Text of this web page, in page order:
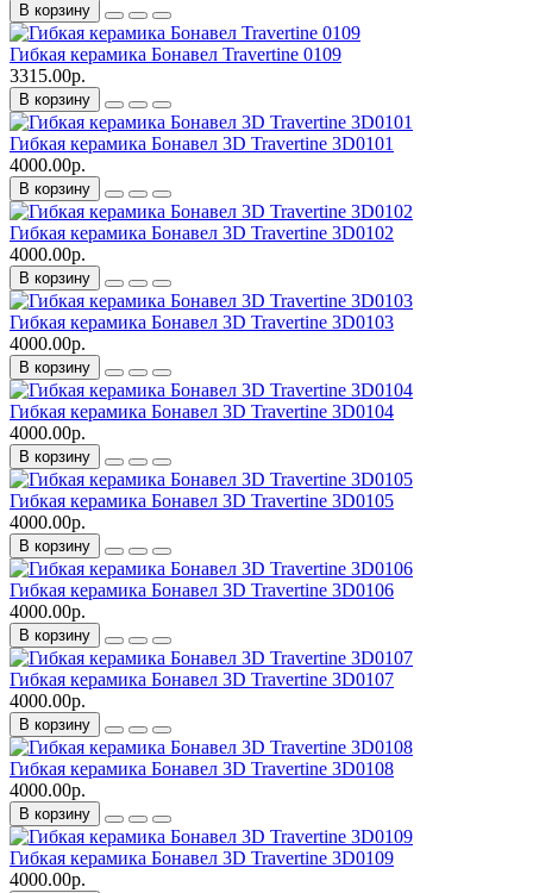
В корзину
Гибкая керамика Бонавел Travertine 0109
3315.00р.
В корзину
Гибкая керамика Бонавел 3D Travertine 3D0101
4000.00р.
В корзину
Гибкая керамика Бонавел 3D Travertine 3D0102
4000.00р.
В корзину
Гибкая керамика Бонавел 3D Travertine 3D0103
4000.00р.
В корзину
Гибкая керамика Бонавел 3D Travertine 3D0104
4000.00р.
В корзину
Гибкая керамика Бонавел 3D Travertine 3D0105
4000.00р.
В корзину
Гибкая керамика Бонавел 3D Travertine 3D0106
4000.00р.
В корзину
Гибкая керамика Бонавел 3D Travertine 3D0107
4000.00р.
В корзину
Гибкая керамика Бонавел 3D Travertine 3D0108
4000.00р.
В корзину
Гибкая керамика Бонавел 3D Travertine 3D0109
4000.00р.